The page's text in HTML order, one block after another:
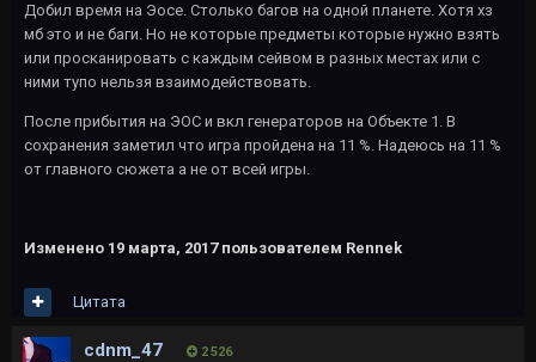
Добил время на Эосе. Столько багов на одной планете. Хотя хз
мб это и не баги. Но не которые предметы которые нужно взять
или просканировать с каждым сейвом в разных местах или с
ними тупо нельзя взаимодействовать.
После прибытия на ЭОС и вкл генераторов на Объекте 1. В
сохранения заметил что игра пройдена на 11 %. Надеюсь на 11 %
от главного сюжета а не от всей игры.
Изменено 19 марта, 2017пользователем Rennek
Цитата
cdnm_47 2 526